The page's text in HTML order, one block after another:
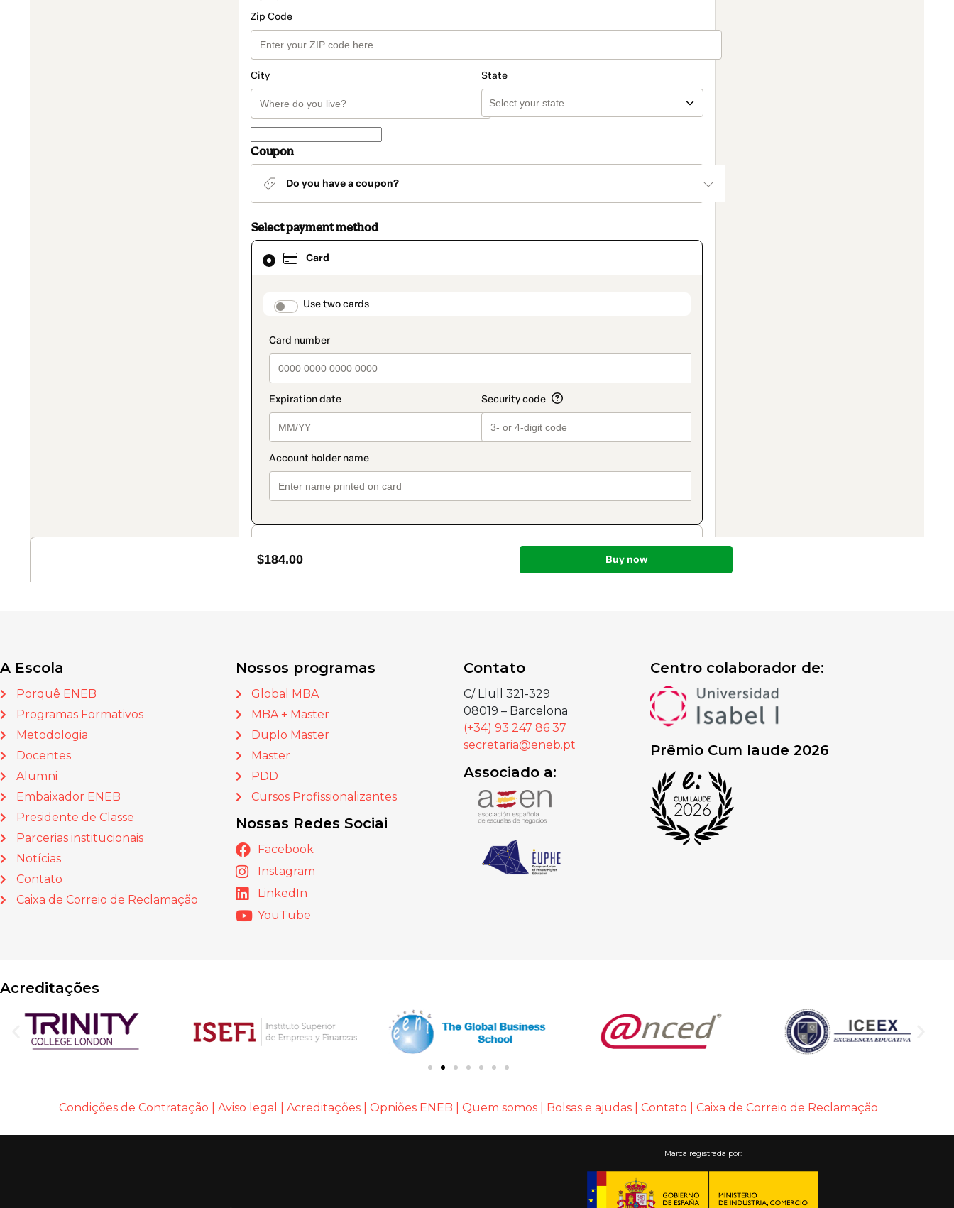
A Escola
Porquê ENEB
Programas Formativos
Metodologia
Docentes
Alumni
Embaixador ENEB
Presidente de Classe
Parcerias institucionais
Notícias
Contato
Caixa de Correio de Reclamação
Nossos programas
Global MBA
MBA + Master
Duplo Master
Master
PDD
Cursos Profissionalizantes
Nossas Redes Sociai
Facebook
Instagram
LinkedIn
YouTube
Contato
C/ Llull 321-329
08019 – Barcelona
(+34) 93 247 86 37
secretaria@eneb.pt
Associado a:
Centro colaborador de:
Prêmio Cum laude 2026
Acreditações
Condições de Contratação Aviso legal Acreditações Opniões ENEB Quem somos Bolsas e ajudas Contato Caixa de Correio de Reclamação
Marca registrada por: